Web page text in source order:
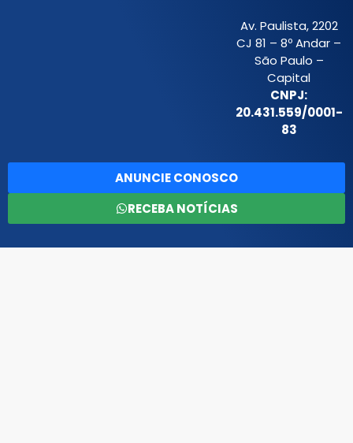
Av. Paulista, 2202
CJ 81 – 8º Andar –
São Paulo –
Capital
CNPJ:
20.431.559/0001-
83
ANUNCIE CONOSCO
RECEBA NOTÍCIAS